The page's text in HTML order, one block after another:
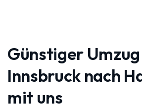
Günstiger
Innsbruck nach
mit uns